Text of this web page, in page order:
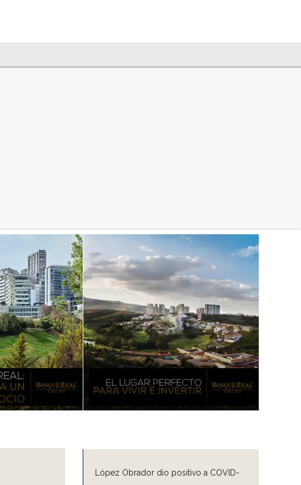
López Obrador dio positivo a COVID-